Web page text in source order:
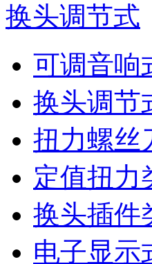
换头调节式
可调音响
换头调节
扭力螺丝
定值扭力
换头插件
电子显示